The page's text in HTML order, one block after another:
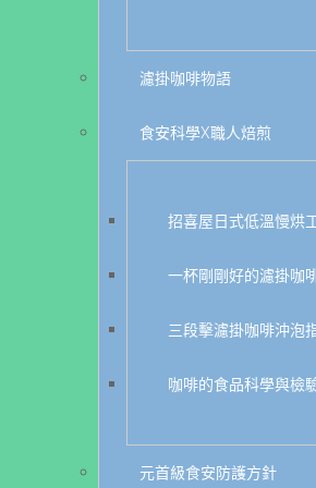
濾掛咖啡物語
食安科學X職人焙煎
招喜屋日式低溫慢烘
一杯剛剛好的濾掛咖
三段擊濾掛咖啡沖泡
咖啡的食品科學與檢
元首級食安防護方針